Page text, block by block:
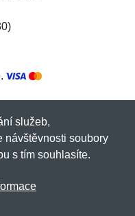
Netnakup.cz
služeb,
návštěvnosti soubory
s tím souhlasíte.